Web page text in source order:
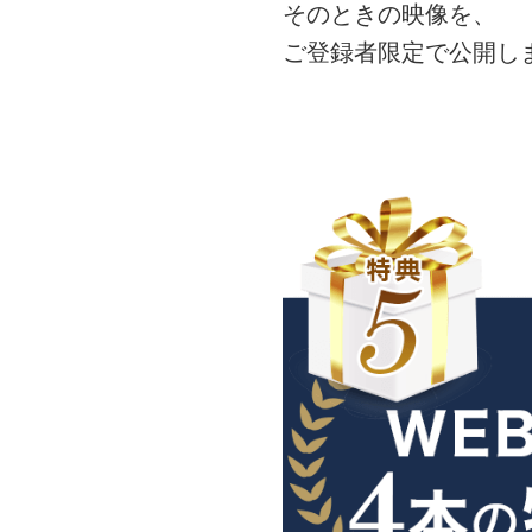
そのときの映像を、
ご登録者限定で公開し